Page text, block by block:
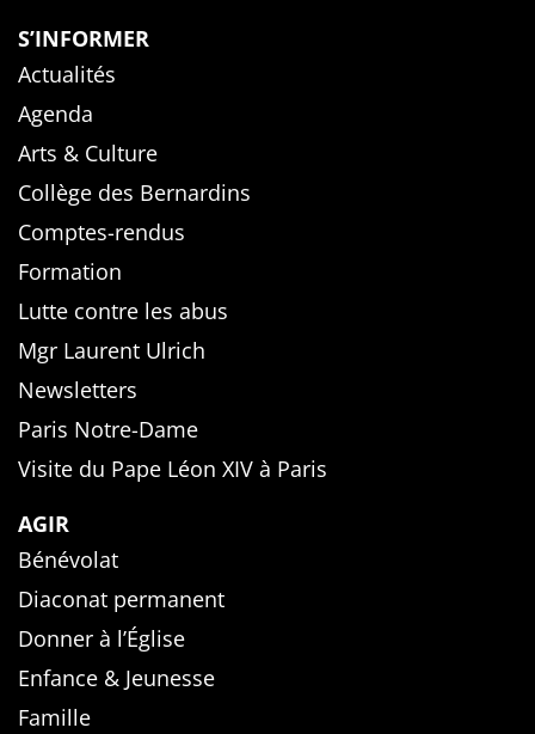
S’INFORMER
Actualités
Agenda
Arts & Culture
Collège des Bernardins
Comptes-rendus
Formation
Lutte contre les abus
Mgr Laurent Ulrich
Newsletters
Paris Notre-Dame
Visite du Pape Léon XIV à Paris
AGIR
Bénévolat
Diaconat permanent
Donner à l’Église
Enfance & Jeunesse
Famille